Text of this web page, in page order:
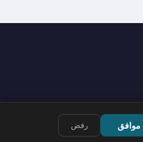
موافق رفض